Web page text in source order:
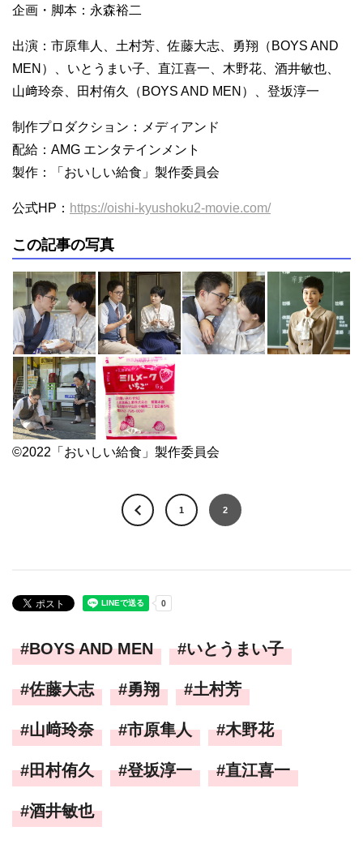
企画・脚本：永森裕二
出演：市原隼人、土村芳、佐藤大志、勇翔（BOYS AND
MEN）、いとうまい子、直江喜一、木野花、酒井敏也、
山﨑玲奈、田村侑久（BOYS AND MEN）、登坂淳一
制作プロダクション：メディアンド
配給：AMG エンタテインメント
製作：「おいしい給食」製作委員会
公式HP： https://oishi-kyushoku2-movie.com/
この記事の写真
©2022「おいしい給食」製作委員会
1 2
BOYS AND MEN いとうまい子
佐藤大志 勇翔 土村芳
山﨑玲奈 市原隼人 木野花
田村侑久 登坂淳一 直江喜一
酒井敏也